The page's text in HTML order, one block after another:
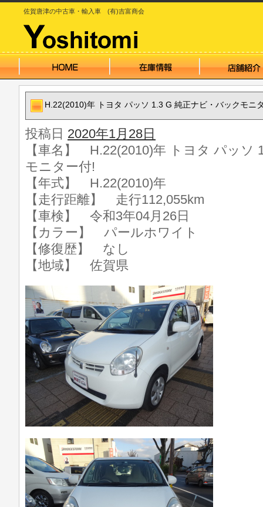
佐賀唐津の中古車・輸入車 (有)吉富商会
H.22(2010)年 トヨタ パッソ 1.3 G 純正ナビ・バックモニ
投稿日 2020年1月28日
【車名】 H.22(2010)年 トヨタ パッソ
モニター付!
【年式】 H.22(2010)年
【走行距離】 走行112,055km
【車検】 令和3年04月26日
【カラー】 パールホワイト
【修復歴】 なし
【地域】 佐賀県